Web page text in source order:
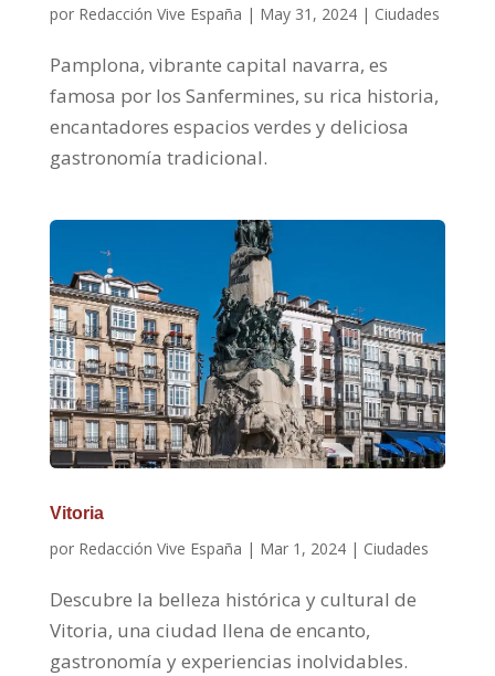
por Redacción Vive España | May 31, 2024| Ciudades
Pamplona, vibrante capital navarra, es
famosa por los Sanfermines, su rica historia,
encantadores espacios verdes y deliciosa
gastronomía tradicional.
Vitoria
por Redacción Vive España | Mar 1, 2024| Ciudades
Descubre la belleza histórica y cultural de
Vitoria, una ciudad llena de encanto,
gastronomía y experiencias inolvidables.